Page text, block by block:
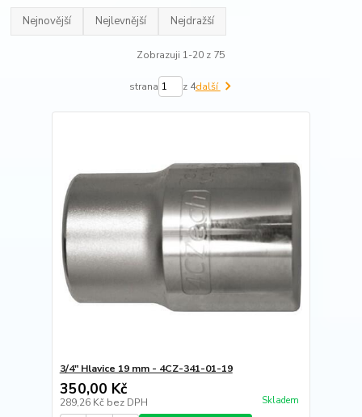
Nejnovější Nejlevnější Nejdražší
Zobrazuji 1-20 z 75
strana z 4další
3/4" Hlavice 19 mm - 4CZ-341-01-19
350,00 Kč
289,26 Kč bez DPH Skladem